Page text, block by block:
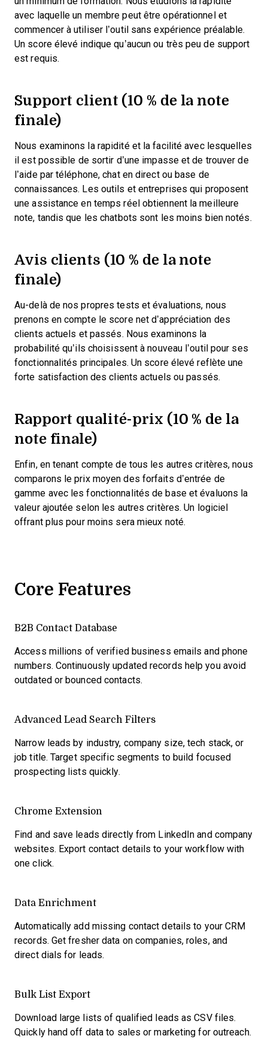
avec laquelle un membre peut être opérationnel et
commencer à utiliser l’outil sans expérience préalable.
Un score élevé indique qu’aucun ou très peu de support
est requis.
Support client (10 % de la note
finale)
Nous examinons la rapidité et la facilité avec lesquelles
il est possible de sortir d’une impasse et de trouver de
l’aide par téléphone, chat en direct ou base de
connaissances. Les outils et entreprises qui proposent
une assistance en temps réel obtiennent la meilleure
note, tandis que les chatbots sont les moins bien notés.
Avis clients (10 % de la note
finale)
Au-delà de nos propres tests et évaluations, nous
prenons en compte le score net d’appréciation des
clients actuels et passés. Nous examinons la
probabilité qu’ils choisissent à nouveau l’outil pour ses
fonctionnalités principales. Un score élevé reflète une
forte satisfaction des clients actuels ou passés.
Rapport qualité-prix (10 % de la
note finale)
Enfin, en tenant compte de tous les autres critères, nous
comparons le prix moyen des forfaits d’entrée de
gamme avec les fonctionnalités de base et évaluons la
valeur ajoutée selon les autres critères. Un logiciel
offrant plus pour moins sera mieux noté.
Core Features
B2B Contact Database
Access millions of verified business emails and phone
numbers. Continuously updated records help you avoid
outdated or bounced contacts.
Advanced Lead Search Filters
Narrow leads by industry, company size, tech stack, or
job title. Target specific segments to build focused
prospecting lists quickly.
Chrome Extension
Find and save leads directly from LinkedIn and company
websites. Export contact details to your workflow with
one click.
Data Enrichment
Automatically add missing contact details to your CRM
records. Get fresher data on companies, roles, and
direct dials for leads.
Bulk List Export
Download large lists of qualified leads as CSV files.
Quickly hand off data to sales or marketing for outreach.